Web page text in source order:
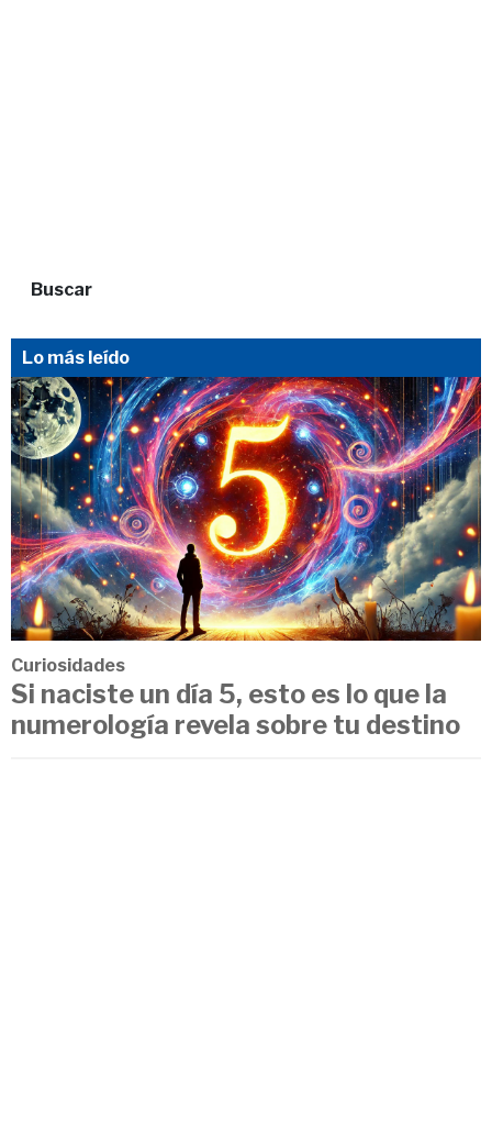
Buscar
Lo más leído
Curiosidades
Si naciste un día 5, esto es lo que la
numerología revela sobre tu destino